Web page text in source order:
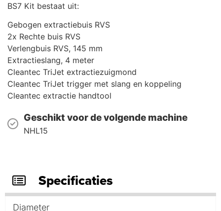
BS7 Kit bestaat uit:
Gebogen extractiebuis RVS
2x Rechte buis RVS
Verlengbuis RVS, 145 mm
Extractieslang, 4 meter
Cleantec TriJet extractiezuigmond
Cleantec TriJet trigger met slang en koppeling
Cleantec extractie handtool
Geschikt voor de volgende machine
NHL15
Specificaties
Diameter